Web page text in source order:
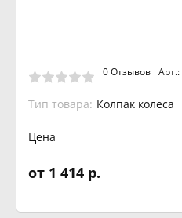
0 Отзывов Арт.:
Тип товара: Колпак колеса
Цена
от 1 414 р.